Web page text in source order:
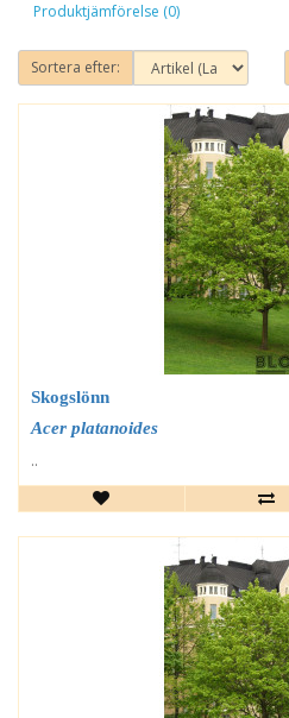
Produktjämförelse (0)
Sortera efter:
Skogslönn
Acer platanoides
..